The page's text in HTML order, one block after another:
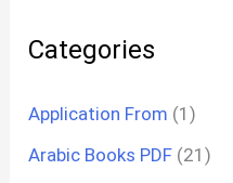
Categories
Application From (1)
Arabic Books PDF (21)